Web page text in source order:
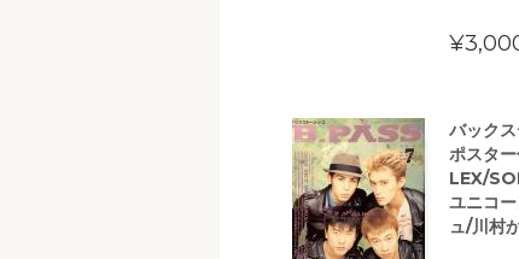
バック
ポスタ
LEX/
ユニコ
ュ/川村